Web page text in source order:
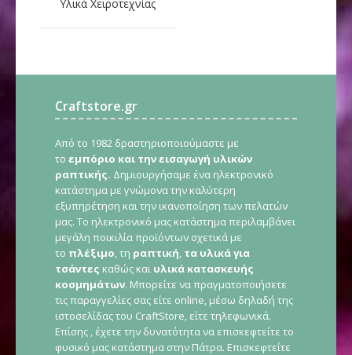
Υλικά Χειροτεχνίας
Craftstore.gr
Από το 1982 δραστηριοποιούμαστε με
το εμπόριο και την εισαγωγή υλικών
ραπτικής. Δημιουργήσαμε ένα ηλεκτρονικό
κατάστημα με γνώμονα την καλύτερη
εξυπηρέτηση και την ικανοποίηση των πελατών
μας. Το ηλεκτρονικό μας κατάστημα περιλαμβάνει
μεγάλη ποικιλία προϊόντων σχετικά με
το πλέξιμο, τη ραπτική, τα υλικά για
τσάντες καθώς και υλικά κατασκευής
κοσμημάτων. Μπορείτε να πραγματοποιήσετε
τις παραγγελίες σας είτε online, μέσω δηλαδή της
ιστοσελίδας του CraftStore, είτε τηλεφωνικά.
Επίσης , έχετε την δυνατότητα να επισκεφτείτε το
φυσικό μας κατάστημα στην Πάτρα. Επισκεφτείτε